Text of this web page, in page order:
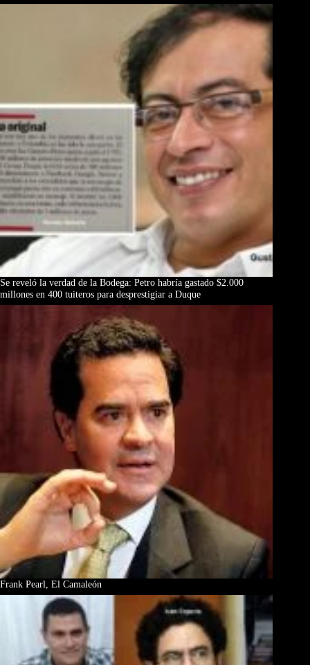
Se reveló la verdad de la Bodega: Petro habría gastado $2.000
millones en 400 tuiteros para desprestigiar a Duque
Frank Pearl, El Camaleón